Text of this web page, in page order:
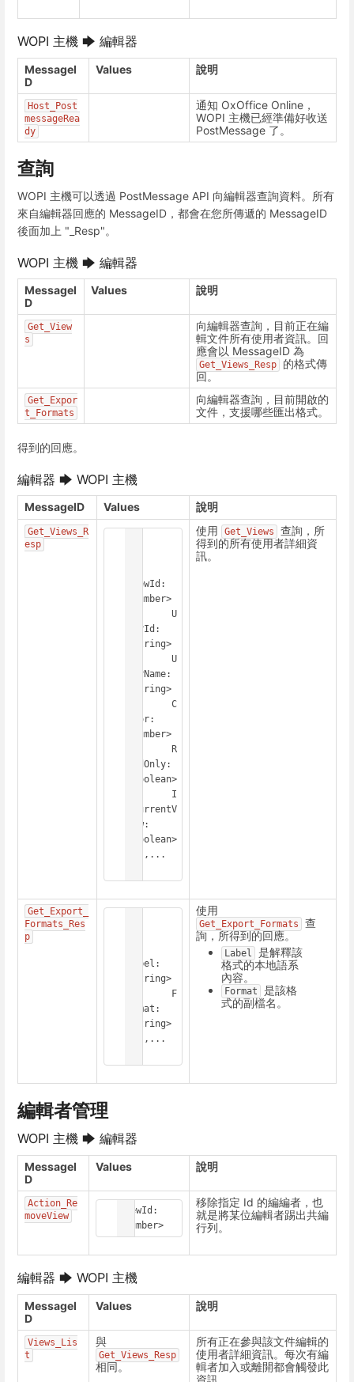
WOPI 主機 🡆 編輯器
MessageI
D
Values 說明
Host_Post
messageRea
dy
通知 OxOffice Online，
WOPI 主機已經準備好收送
PostMessage 了。
查詢
WOPI 主機可以透過 PostMessage API 向編輯器查詢資料。所有
來自編輯器回應的 MessageID，都會在您所傳遞的 MessageID
後面加上 "_Resp"。
WOPI 主機 🡆 編輯器
MessageI
D
Values 說明
Get_View
s
向編輯器查詢，目前正在編
輯文件所有使用者資訊。回
應會以 MessageID 為
Get_Views_Resp
的格式傳
回。
Get_Expor
t_Formats
向編輯器查詢，目前開啟的
文件，支援哪些匯出格式。
得到的回應。
編輯器 🡆 WOPI 主機
MessageID Values 說明
Get_Views_R
esp
ViewId:
<Number>
serId:
<String>
serName:
<String>
olor:
<Number>
eadOnly:
<Boolean>
sCurrentV
iew:
<Boolean>
使用 Get_Views
查詢，所
得到的所有使用者詳細資
訊。
Get_Export_
Formats_Res
p
Label:
<String>
ormat:
<String>
使用
Get_Export_Formats
查
詢，所得到的回應。
Label
是解釋該
格式的本地語系
內容。
Format
是該格
式的副檔名。
編輯者管理
WOPI 主機 🡆 編輯器
MessageI
D
Values 說明
Action_Re
moveView
ViewId:
<Number>
移除指定 Id 的編編者，也
就是將某位編輯者踢出共編
行列。
編輯器 🡆 WOPI 主機
MessageI
D
Values 說明
Views_Lis
t
與
Get_Views_Resp
相同。
所有正在參與該文件編輯的
使用者詳細資訊。每次有編
輯者加入或離開都會觸發此